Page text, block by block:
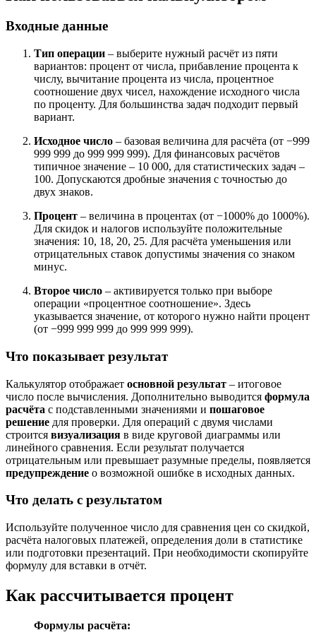
Входные данные
Тип операции – выберите нужный расчёт из пяти
вариантов: процент от числа, прибавление процента к
числу, вычитание процента из числа, процентное
соотношение двух чисел, нахождение исходного числа
по проценту. Для большинства задач подходит первый
вариант.
Исходное число – базовая величина для расчёта (от −999
999 999 до 999 999 999). Для финансовых расчётов
типичное значение – 10 000, для статистических задач –
100. Допускаются дробные значения с точностью до
двух знаков.
Процент – величина в процентах (от −1000% до 1000%).
Для скидок и налогов используйте положительные
значения: 10, 18, 20, 25. Для расчёта уменьшения или
отрицательных ставок допустимы значения со знаком
минус.
Второе число – активируется только при выборе
операции «процентное соотношение». Здесь
указывается значение, от которого нужно найти процент
(от −999 999 999 до 999 999 999).
Что показывает результат
Калькулятор отображает основной результат – итоговое
число после вычисления. Дополнительно выводится формула
расчёта с подставленными значениями и пошаговое
решение для проверки. Для операций с двумя числами
строится визуализация в виде круговой диаграммы или
линейного сравнения. Если результат получается
отрицательным или превышает разумные пределы, появляется
предупреждение о возможной ошибке в исходных данных.
Что делать с результатом
Используйте полученное число для сравнения цен со скидкой,
расчёта налоговых платежей, определения доли в статистике
или подготовки презентаций. При необходимости скопируйте
формулу для вставки в отчёт.
Как рассчитывается процент
Формулы расчёта: